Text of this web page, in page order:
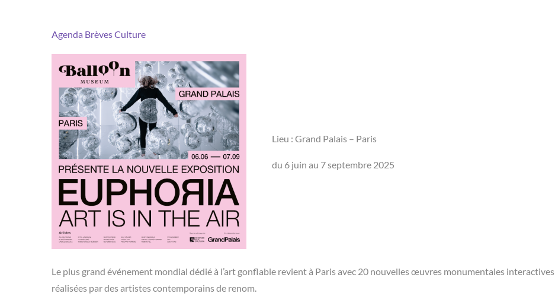
Agenda BrèvesCulture
Lieu : Grand Palais – Paris
du 6 juin au 7 septembre 2025
Le plus grand événement mondial dédié à l’art gonflable revient à Paris avec 20 nouvelles œuvres monumentales interactives
réalisées par des artistes contemporains de renom.